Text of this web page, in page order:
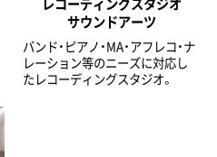
サウンドアーツ
バンド・ピアノ・MA・アフレコ・ナ
レーション等のニーズに対応し
たレコーディングスタジオ。